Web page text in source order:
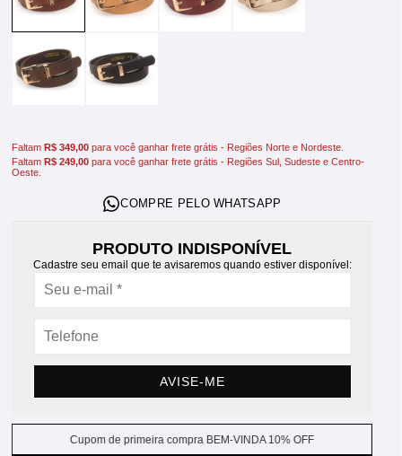
FaltamR$ 349,00 para você ganhar frete grátis - Regiões Norte e Nordeste.
FaltamR$ 249,00 para você ganhar frete grátis - Regiões Sul, Sudeste e Centro-
Oeste.
PRODUTO INDISPONÍVEL
Cadastre seu email que te avisaremos quando estiver disponível:
AVISE-ME
Cupom de primeira compra BEM-VINDA 10% OFF